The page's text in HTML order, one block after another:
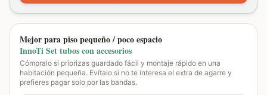
Mejor para piso pequeño / poco espacio
InnoTi Set tubos con accesorios
Cómpralo si priorizas guardado fácil y montaje rápido en una
habitación pequeña. Evítalo si no te interesa el extra de agarre y
prefieres pagar solo por las bandas.